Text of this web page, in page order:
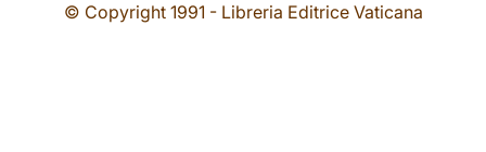
© Copyright 1991 - Libreria Editrice Vaticana